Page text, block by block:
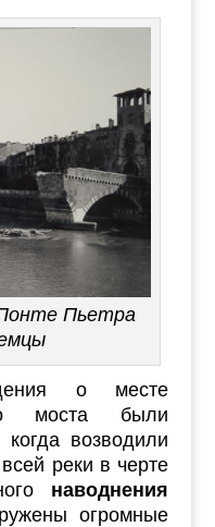
Пьетра
о месте
моста были
возводили
реки в черте
наводнения
огромные